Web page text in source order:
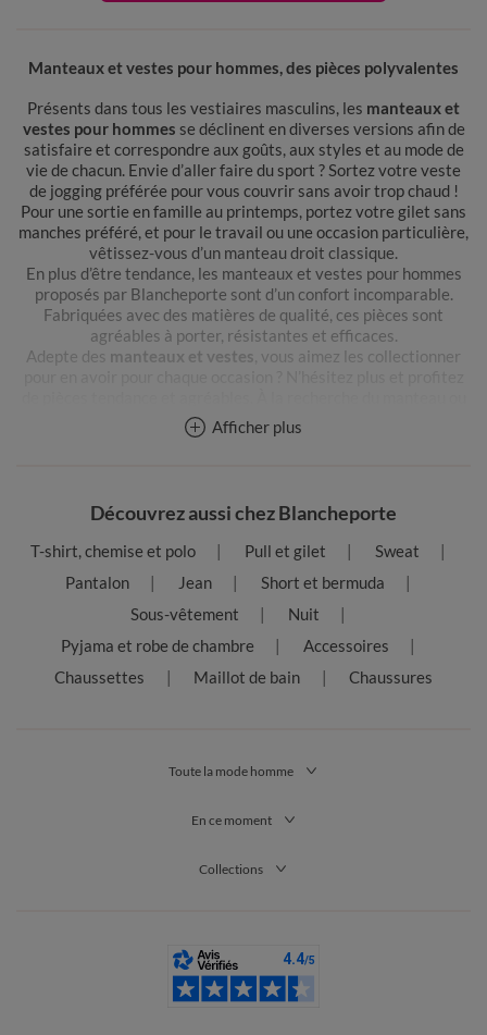
Manteaux et vestes pour hommes, des pièces polyvalentes
Présents dans tous les vestiaires masculins, les manteaux et
vestes pour hommes se déclinent en diverses versions afin de
satisfaire et correspondre aux goûts, aux styles et au mode de
vie de chacun. Envie d’aller faire du sport ? Sortez votre veste
de jogging préférée pour vous couvrir sans avoir trop chaud !
Pour une sortie en famille au printemps, portez votre gilet sans
manches préféré, et pour le travail ou une occasion particulière,
vêtissez-vous d’un manteau droit classique.
En plus d’être tendance, les manteaux et vestes pour hommes
proposés par Blancheporte sont d’un confort incomparable.
Fabriquées avec des matières de qualité, ces pièces sont
agréables à porter, résistantes et efficaces.
Adepte des manteaux et vestes , vous aimez les collectionner
de la veste qui saura vous accompagner dans toutes les
situations ? Aventurez-vous parmi notre collection de manteaux
Incontournables des vêtements pour hommes, les
vestes et
manteauxexistent dans de nombreuses versions, plus ou moins
isolantes, avec ou sans manches, à capuche ou non, le choix peut
parfois être difficile. Pour cela, Blancheporte vous donne
quelques conseils afin de faire le meilleur choix plus
sereinement.
Quel modèle privilégier ?
concerne vos goûts personnels. En effet, pour ce genre d’achat,
formes et matières de vestes et manteaux homme.
couleurs sont plus difficiles à associer que d’autres. Ainsi, si
à d’autres éléments de votre tenue, libre à vous de choisir un
modèle plus coloré. Cependant, notez qu’en fonction de votre
carnation et de la couleur de vos yeux ou de vos cheveux,
Afficher plus
Découvrez aussi chez Blancheporte
T-shirt, chemise et polo Pull et gilet
Sweat
Pantalon
Jean
Short et bermuda
Sous-vêtement
Nuit
Pyjama et robe de chambre
Accessoires
Chaussettes
Maillot de bain Chaussures
Toute la mode homme
En ce moment
Collections